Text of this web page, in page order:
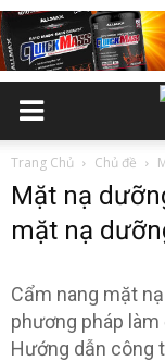
Trang Chủ Chủ đề
Mặt nạ
mặt nạ
Cẩm nang mặt
phương pháp
Hướng dẫn công